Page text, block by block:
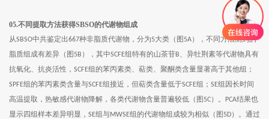
05.不同提取方法获得SBSO的代谢物组成
从SBSO中共鉴定出667种非脂质代谢物，分为5大类（图5A），不同方法测到的
脂质组成有差异（图5B ），其中SCFE组特有的山茶苷B
、异牡荆素等代谢物具有
抗氧化、抗炎活性， SCFE组的苯丙素类、萜类、聚酮类含量显著高于其他组；
SPFE组的苯丙素类含量与SCFE组接近，但萜类含量低于SCFE组； SE组因长时间
高温提取，热敏感代谢物降解，各类代谢物含量普遍较低（图5C）。 PCA结果也
显示四组样本差异明显， SE组与MWSE组的代谢物组成较为相似（图5D）。通过